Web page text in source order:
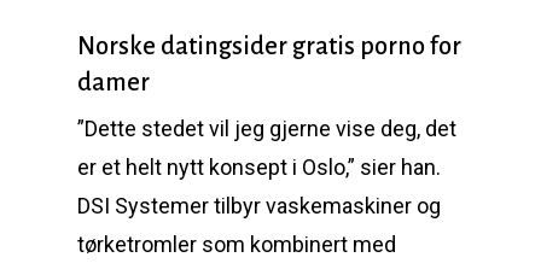
Norske datingsider gratis porno for
damer
”Dette stedet vil jeg gjerne vise deg, det
er et helt nytt konsept i Oslo,” sier han.
DSI Systemer tilbyr vaskemaskiner og
tørketromler som kombinert med